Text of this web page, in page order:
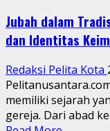
Jubah dalam
dan Identitas
Redaksi Pelita Kota
memiliki sejarah
gereja. Dari abad